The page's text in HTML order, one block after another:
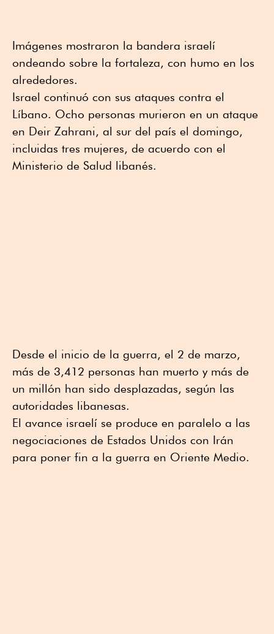
Imágenes mostraron la bandera israelí
ondeando sobre la fortaleza, con humo en los
alrededores.
Israel continuó con sus ataques contra el
Líbano. Ocho personas murieron en un ataque
en Deir Zahrani, al sur del país el domingo,
incluidas tres mujeres, de acuerdo con el
Ministerio de Salud libanés.
Desde el inicio de la guerra, el 2 de marzo,
más de 3,412 personas han muerto y más de
un millón han sido desplazadas, según las
autoridades libanesas.
El avance israelí se produce en paralelo a las
negociaciones de Estados Unidos con Irán
para poner fin a la guerra en Oriente Medio.